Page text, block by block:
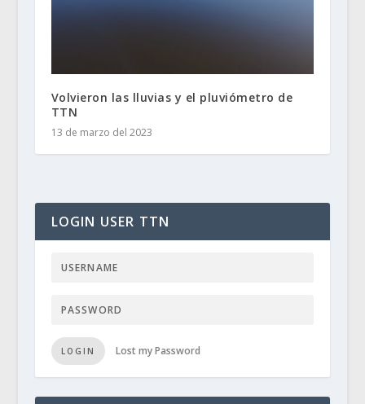
Volvieron las lluvias y el pluviómetro de
TTN
13 de marzo del 2023
LOGIN USER TTN
LOGIN Lost my Password